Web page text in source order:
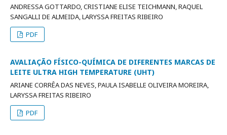
ANDRESSA GOTTARDO, CRISTIANE ELISE TEICHMANN, RAQUEL
SANGALLI DE ALMEIDA, LARYSSA FREITAS RIBEIRO
PDF
AVALIAÇÃO FÍSICO-QUÍMICA DE DIFERENTES MARCAS DE
LEITE ULTRA HIGH TEMPERATURE (UHT)
ARIANE CORRÊA DAS NEVES, PAULA ISABELLE OLIVEIRA MOREIRA,
LARYSSA FREITAS RIBEIRO
PDF